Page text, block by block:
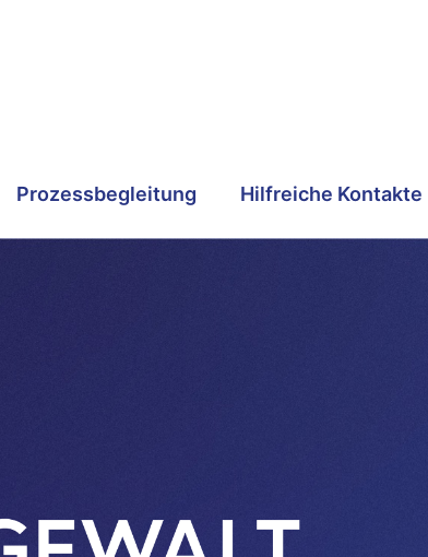
Prozessbegleitung Hilfreiche Kontakte